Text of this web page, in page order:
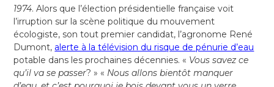
1974. Alors que l’élection présidentielle française voit
l’irruption sur la scène politique du mouvement
écologiste, son tout premier candidat, l’agronome René
Dumont, alerte à la télévision du risque de pénurie d’eau
potable dans les prochaines décennies. « Vous savez ce
qu’il va se passer? » « Nous allons bientôt manquer